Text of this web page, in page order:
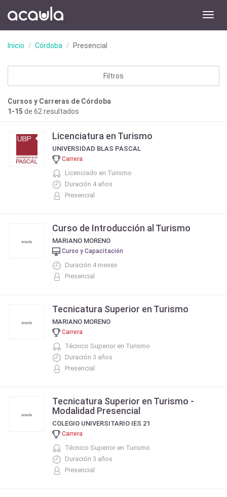
Inicio Córdoba Presencial
Filtros
Cursos y Carreras de Córdoba
1-15 de 62 resultados
Licenciatura en Turismo
UNIVERSIDAD BLAS PASCAL
Carrera
Licenciado en Turismo
Duración 4 años
Presencial
Curso de Introducción al Turismo
MARIANO MORENO
Curso y Capacitación
Duración 4 meses
Presencial
Tecnicatura Superior en Turismo
MARIANO MORENO
Carrera
Técnico Superior en Turismo
Duración 3 años
Presencial
Tecnicatura Superior en Turismo -
Modalidad Presencial
COLEGIO UNIVERSITARIO IES 21
Carrera
Técnico Superior en Turismo
Duración 3 años
Presencial